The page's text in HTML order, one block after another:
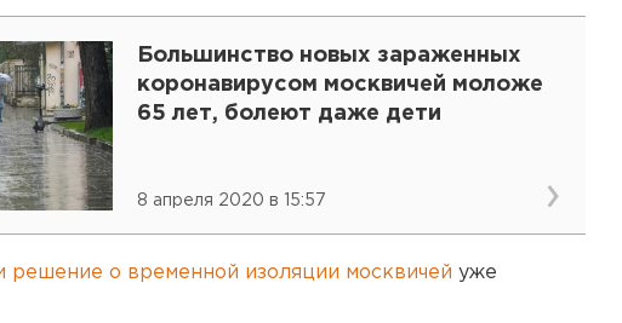
Большинство новых зараженных
коронавирусом москвичей моложе
65 лет, болеют даже дети
8 апреля 2020 в 15:57
решение о временной изоляции москвичей уже